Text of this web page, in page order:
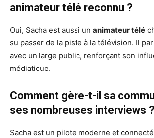
animateur télé reconnu ?
Oui, Sacha est aussi un animateur télé
su passer de la piste à la télévision. Il
avec un large public, renforçant son
médiatique.
Comment gère-t-il sa
ses nombreuses interviews ?
Sacha est un pilote moderne et